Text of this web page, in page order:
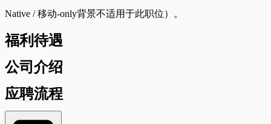
Native / 移动-only背景不适用于此职位）。
福利待遇
公司介绍
应聘流程